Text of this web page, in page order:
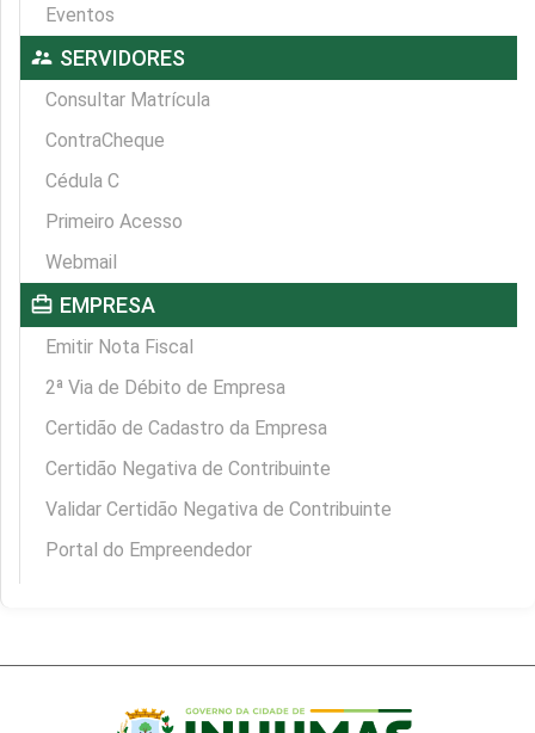
Eventos
supervisor_account SERVIDORES
Consultar Matrícula
ContraCheque
Cédula C
Primeiro Acesso
Webmail
card_travel EMPRESA
Emitir Nota Fiscal
2ª Via de Débito de Empresa
Certidão de Cadastro da Empresa
Certidão Negativa de Contribuinte
Validar Certidão Negativa de Contribuinte
Portal do Empreendedor